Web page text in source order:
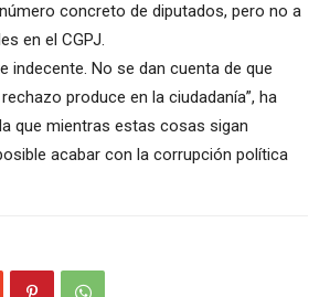
concreto de diputados, pero no a
en el CGPJ.
indecente. No se dan cuenta de que
produce en la ciudadanía”, ha
que mientras estas cosas sigan
acabar con la corrupción política